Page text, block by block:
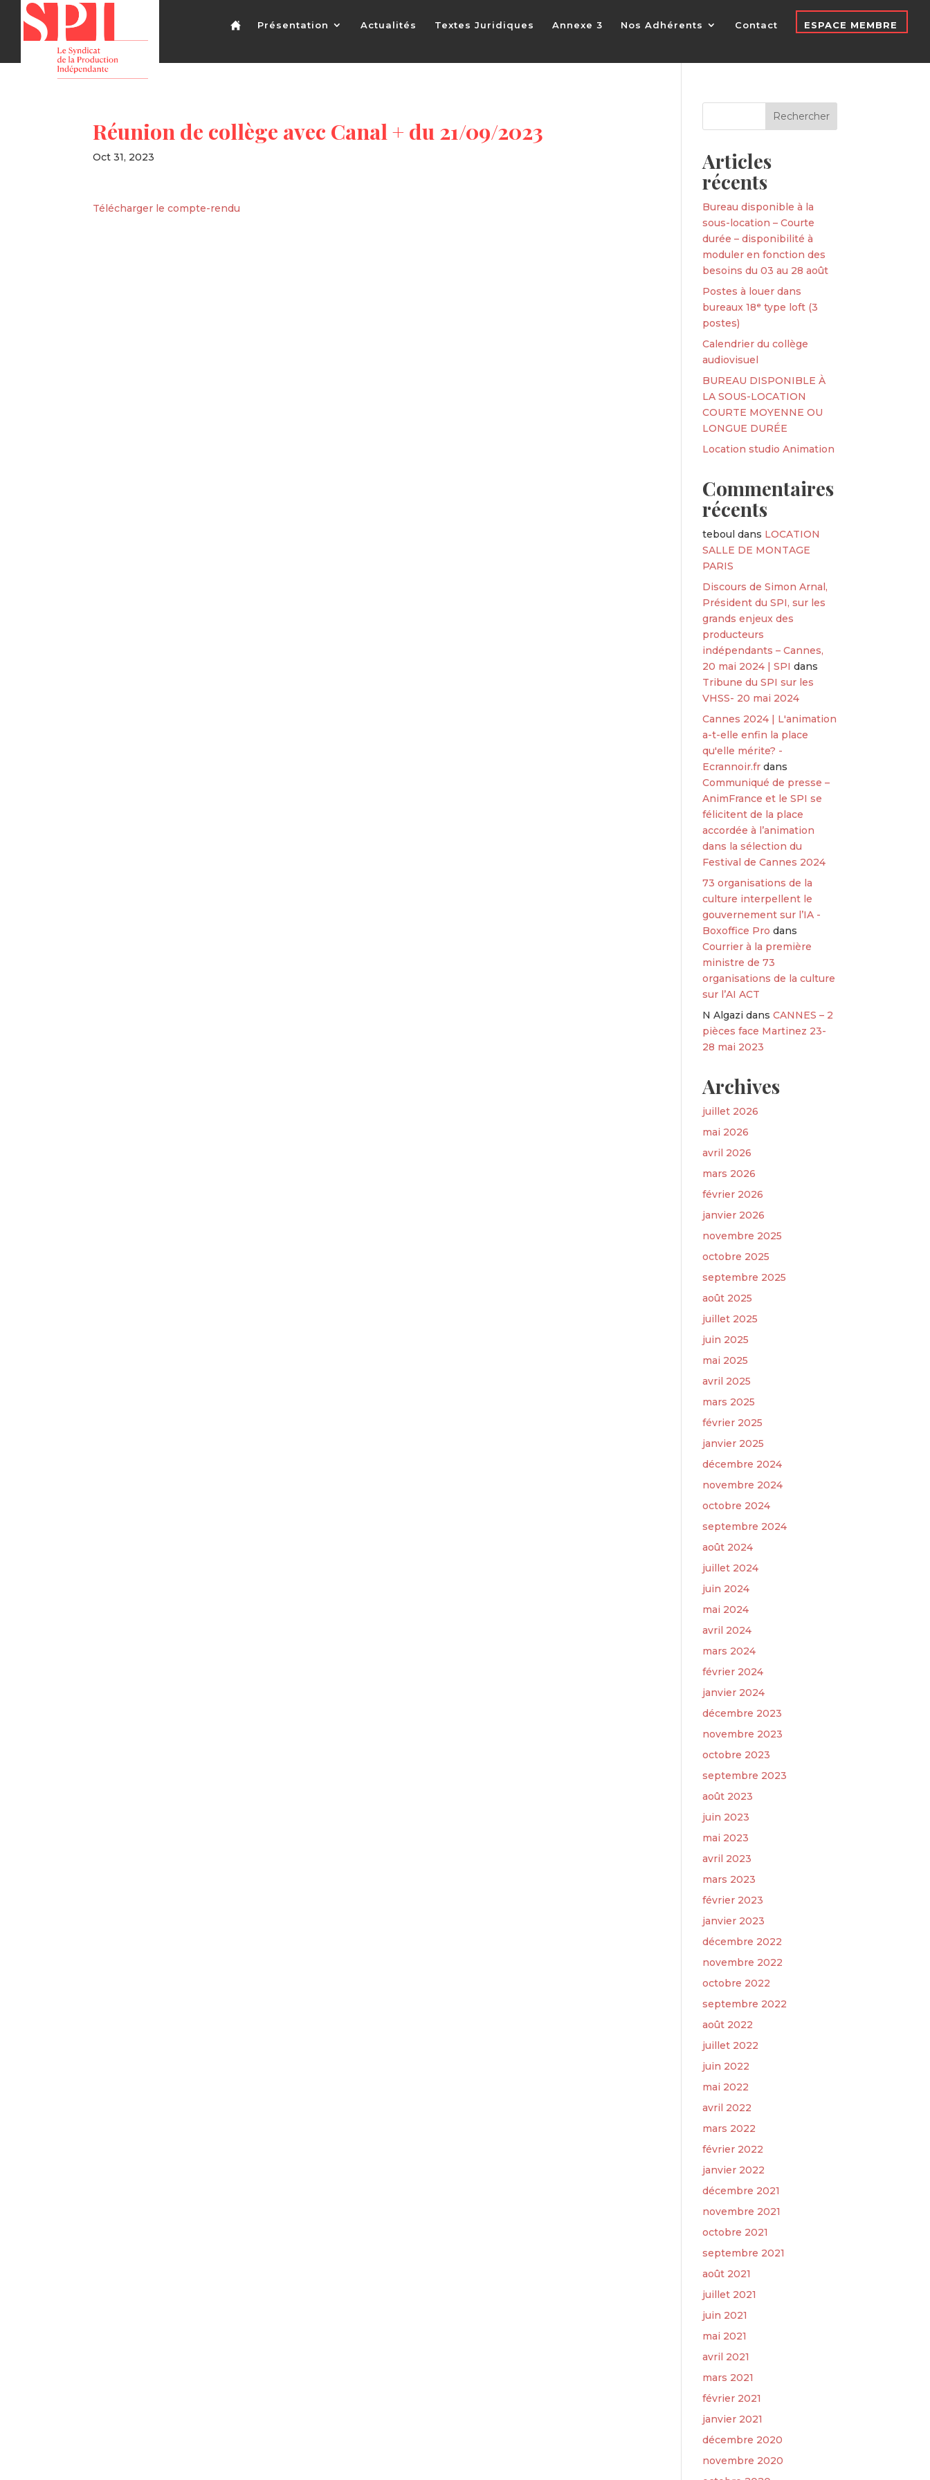
Présentation Actualités Textes Juridiques Annexe 3 Nos Adhérents Contact ESPACE MEMBRE
Réunion de collège avec Canal + du 21/09/2023
Oct 31, 2023
Télécharger le compte-rendu
Articles
récents
Bureau disponible à la
sous-location – Courte
durée – disponibilité à
moduler en fonction des
besoins du 03 au 28 août
Postes à louer dans
bureaux 18ᵉ type loft (3
postes)
Calendrier du collège
audiovisuel
BUREAU DISPONIBLE À
LA SOUS-LOCATION
COURTE MOYENNE OU
LONGUE DURÉE
Location studio Animation
Commentaires
récents
teboul dans LOCATION
SALLE DE MONTAGE
PARIS
Discours de Simon Arnal,
Président du SPI, sur les
grands enjeux des
producteurs
indépendants – Cannes,
20 mai 2024 | SPI dans
Tribune du SPI sur les
VHSS- 20 mai 2024
Cannes 2024 | L'animation
a-t-elle enfin la place
qu'elle mérite? -
Ecrannoir.fr dans
Communiqué de presse –
AnimFrance et le SPI se
félicitent de la place
accordée à l’animation
dans la sélection du
Festival de Cannes 2024
73 organisations de la
culture interpellent le
gouvernement sur l’IA -
Boxoffice Pro dans
Courrier à la première
ministre de 73
organisations de la culture
sur l’AI ACT
N Algazi dansCANNES – 2
pièces face Martinez 23-
28 mai 2023
Archives
juillet 2026
mai 2026
avril 2026
mars 2026
février 2026
janvier 2026
novembre 2025
octobre 2025
septembre 2025
août 2025
juillet 2025
juin 2025
mai 2025
avril 2025
mars 2025
février 2025
janvier 2025
décembre 2024
novembre 2024
octobre 2024
septembre 2024
août 2024
juillet 2024
juin 2024
mai 2024
avril 2024
mars 2024
février 2024
janvier 2024
décembre 2023
novembre 2023
octobre 2023
septembre 2023
août 2023
juin 2023
mai 2023
avril 2023
mars 2023
février 2023
janvier 2023
décembre 2022
novembre 2022
octobre 2022
septembre 2022
août 2022
juillet 2022
juin 2022
mai 2022
avril 2022
mars 2022
février 2022
janvier 2022
décembre 2021
novembre 2021
octobre 2021
septembre 2021
août 2021
juillet 2021
juin 2021
mai 2021
avril 2021
mars 2021
février 2021
janvier 2021
décembre 2020
novembre 2020